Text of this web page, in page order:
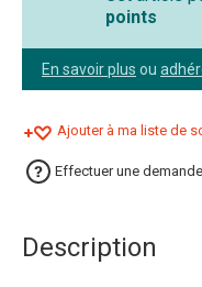
points
En savoir plus ou
Ajouter à ma liste de
Effectuer une
Description